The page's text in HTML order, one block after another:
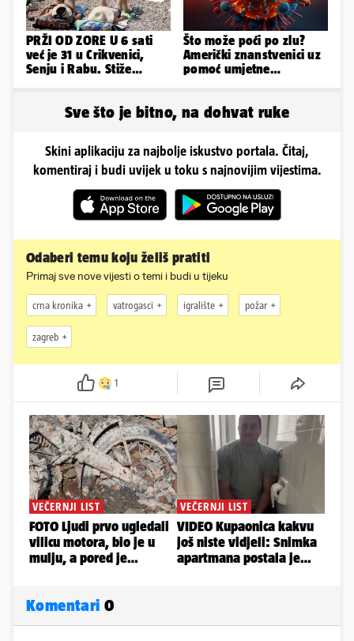
PRŽI OD ZORE U 6 sati
već je 31 u Crikvenici,
Senju i Rabu. Stiže
Što može poći po zlu?
Američki znanstvenici uz
pomoć umjetne
Sve što je bitno, na dohvat ruke
Skini aplikaciju za najbolje iskustvo portala. Čitaj,
komentiraj i budi uvijek u toku s najnovijim vijestima.
Odaberi temu koju želiš pratiti
Primaj sve nove vijesti o temi i budi u tijeku
crna kronika vatrogasci igralište požar
zagreb
1
Komentari 0